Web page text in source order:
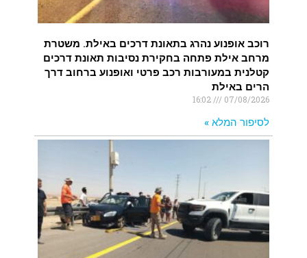
רוכב אופנוע נהרג בתאונת דרכים באילת. משטרת
מרחב אילת פתחה בחקירת נסיבות תאונת דרכים
קטלנית במעורבות רכב פרטי ואופנוע ברחוב דרך
הרים באילת
07/08/2026
לסיפור המלא »